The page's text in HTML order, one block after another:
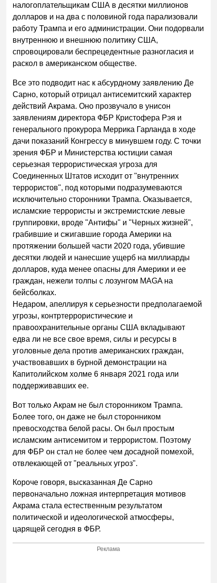
налогоплательщикам США в десятки миллионов
долларов и на два с половиной года парализовали
работу Трампа и его администрации. Они подорвали
внутреннюю и внешнюю политику США,
спровоцировали беспрецедентные разногласия и
раскол в американском обществе.
Все это подводит нас к абсурдному заявлению Де
Сарно, который отрицал антисемитский характер
действий Акрама. Оно прозвучало в унисон
заявлениям директора ФБР Кристофера Рэя и
генерального прокурора Меррика Гарланда в ходе
дачи показаний Конгрессу в минувшем году. С точки
зрения ФБР и Министерства юстиции самая
серьезная террористическая угроза для
Соединенных Штатов исходит от "внутренних
террористов", под которыми подразумеваются
исключительно сторонники Трампа. Оказывается,
исламские террористы и экстремистские левые
группировки, вроде "Антифы" и "Черных жизней",
грабившие и сжигавшие города Америки на
протяжении большей части 2020 года, убившие
десятки людей и нанесшие ущерб на миллиарды
долларов, куда менее опасны для Америки и ее
граждан, нежели толпы с лозунгом MAGA на
бейсболках.
Недаром, апеллируя к серьезности предполагаемой
угрозы, контртеррористические и
правоохранительные органы США вкладывают
едва ли не все свое время, силы и ресурсы в
уголовные дела против американских граждан,
участвовавших в бурной демонстрации на
Капитолийском холме 6 января 2021 года или
поддерживавших ее.
Вот только Акрам не был сторонником Трампа.
Более того, он даже не был сторонником
превосходства белой расы. Он был простым
исламским антисемитом и террористом. Поэтому
для ФБР он стал не более чем досадной помехой,
отвлекающей от "реальных угроз".
Короче говоря, высказанная Де Сарно
первоначально ложная интерпретация мотивов
Акрама стала естественным результатом
политической и идеологической атмосферы,
царящей сегодня в ФБР.
Реклама